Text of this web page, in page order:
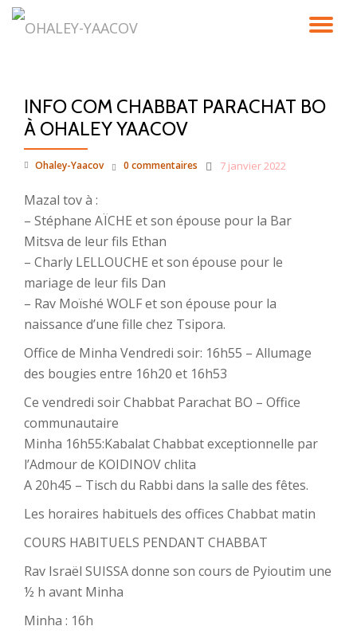
INFO COM CHABBAT PARACHAT BO
À OHALEY YAACOV
Ohaley-Yaacov 7 janvier 2022
0 commentaires
Mazal tov à :
– Stéphane AÏCHE et son épouse pour la Bar
Mitsva de leur fils Ethan
– Charly LELLOUCHE et son épouse pour le
mariage de leur fils Dan
– Rav Moïshé WOLF et son épouse pour la
naissance d’une fille chez Tsipora.
Office de Minha Vendredi soir: 16h55 – Allumage
des bougies entre 16h20 et 16h53
Ce vendredi soir Chabbat Parachat BO – Office
communautaire
Minha 16h55:Kabalat Chabbat exceptionnelle par
l’Admour de KOIDINOV chlita
A 20h45 – Tisch du Rabbi dans la salle des fêtes.
Les horaires habituels des offices Chabbat matin
COURS HABITUELS PENDANT CHABBAT
Rav Israël SUISSA donne son cours de Pyioutim une
½ h avant Minha
Minha : 16h